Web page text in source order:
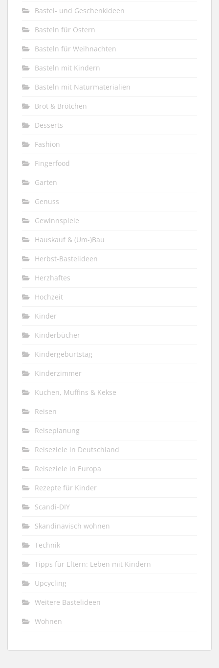
Bastel- und Geschenkideen
Basteln für Ostern
Basteln für Weihnachten
Basteln mit Kindern
Basteln mit Naturmaterialien
Brot & Brötchen
Desserts
Fashion
Fingerfood
Garten
Genuss
Gewinnspiele
Hauskauf & (Um-)Bau
Herbst-Bastelideen
Herzhaftes
Hochzeit
Kinder
Kinderbücher
Kindergeburtstag
Kinderzimmer
Kuchen, Muffins & Kekse
Reisen
Reiseplanung
Reiseziele in Deutschland
Reiseziele in Europa
Rezepte für Kinder
Scandi-DIY
Skandinavisch wohnen
Technik
Tipps für Eltern: Leben mit Kindern
Upcycling
Weitere Bastelideen
Wohnen